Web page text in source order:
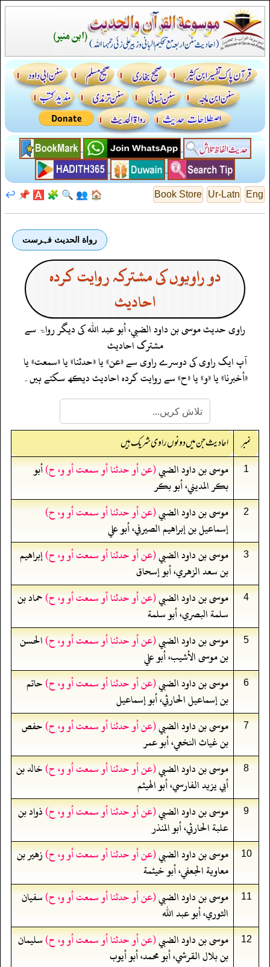
Eng
Ur-Latn
Book Store
🏠
👥
🔍
🧩
🅰️
📌
↩️
رواة الحديث فہرست
دو راویوں کی مشترکہ روایت کردہ
احادیث
راوی حدیثموسى بن داود الضبي، أبو عبد اللهکی دیگر رواۃ سے
مشترک احادیث
آپ ایک راوی کی دوسرے راوی سے «عن» یا «حدثنا» یا «سمعت» یا
«أخبرنا» یا «و» یا «ح» سے روایت کردہ احادیث دیکھ سکتے ہیں۔
نمبر احادیث جن میں دونوں راوی شریک ہیں
1 موسى بن داود الضبي(عن أو حدثنا أو سمعت أو و، ح)أبو
بكر المديني، أبو بكر
2 موسى بن داود الضبي(عن أو حدثنا أو سمعت أو و، ح)
إسماعيل بن إبراهيم الصيرفي، أبو علي
3 موسى بن داود الضبي(عن أو حدثنا أو سمعت أو و، ح)إبراهيم
بن سعد الزهري، أبو إسحاق
4 موسى بن داود الضبي(عن أو حدثنا أو سمعت أو و، ح)حماد بن
سلمة البصري، أبو سلمة
5 موسى بن داود الضبي(عن أو حدثنا أو سمعت أو و، ح)الحسن
بن موسى الأشيب، أبو علي
6 موسى بن داود الضبي(عن أو حدثنا أو سمعت أو و، ح)حاتم
بن إسماعيل الحارثي، أبو إسماعيل
7 موسى بن داود الضبي(عن أو حدثنا أو سمعت أو و، ح)حفص
بن غياث النخعي، أبو عمر
8 موسى بن داود الضبي(عن أو حدثنا أو سمعت أو و، ح)خالد بن
أبي يزيد الفارسي، أبو الهيثم
9 موسى بن داود الضبي(عن أو حدثنا أو سمعت أو و، ح)ذواد بن
علبة الحارثي، أبو المنذر
10 موسى بن داود الضبي(عن أو حدثنا أو سمعت أو و، ح)زهير بن
معاوية الجعفي، أبو خيثمة
11 موسى بن داود الضبي(عن أو حدثنا أو سمعت أو و، ح)سفيان
الثوري، أبو عبد الله
12 موسى بن داود الضبي(عن أو حدثنا أو سمعت أو و، ح)سليمان
بن بلال القرشي، أبو محمد، أبو أيوب